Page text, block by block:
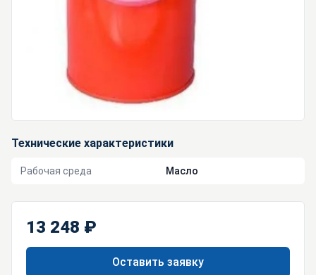
Технические характеристики
Рабочая среда Масло
13 248 ₽
Оставить заявку